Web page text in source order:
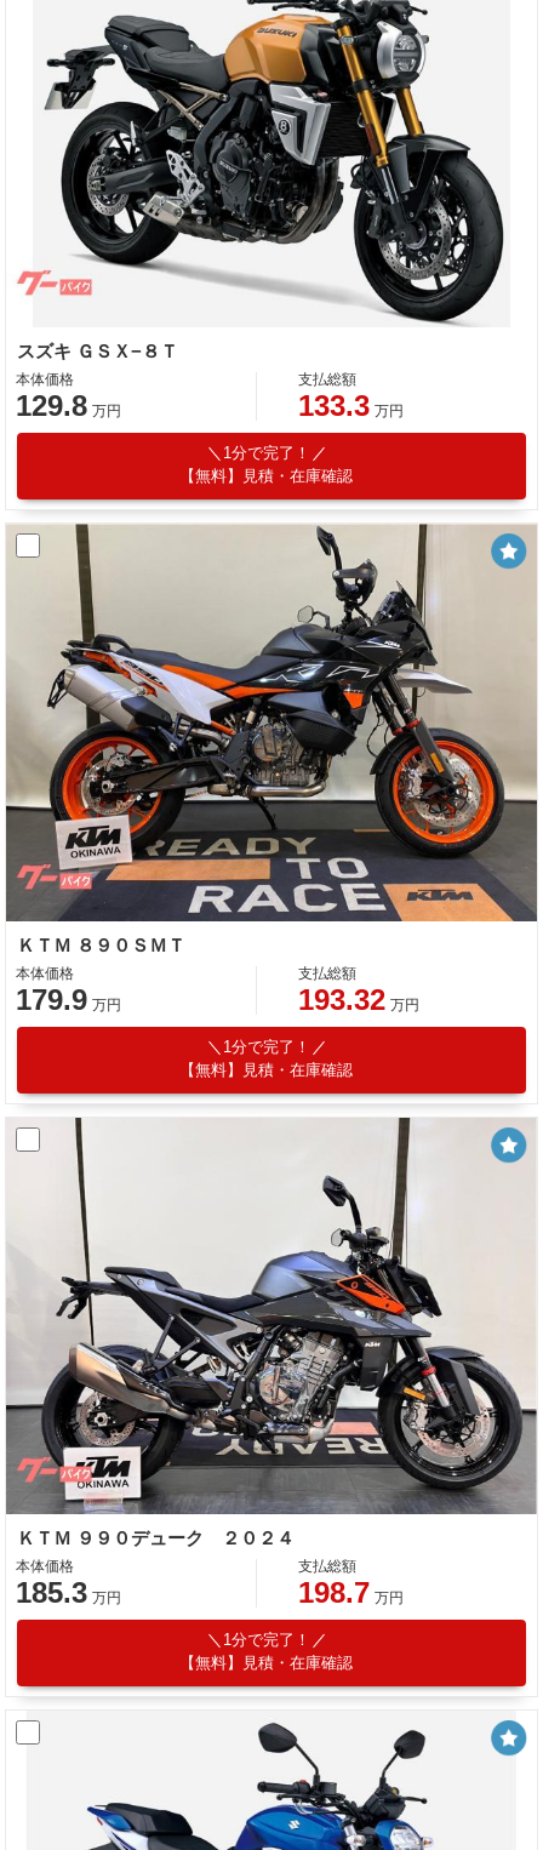
スズキ ＧＳＸ−８Ｔ
本体価格
129.8 万円
支払総額
133.3 万円
1分で完了！
【無料】見積・在庫確認
ＫＴＭ ８９０ＳＭＴ
本体価格
179.9 万円
支払総額
193.32 万円
1分で完了！
【無料】見積・在庫確認
ＫＴＭ ９９０デューク ２０２４
本体価格
185.3 万円
支払総額
198.7 万円
1分で完了！
【無料】見積・在庫確認